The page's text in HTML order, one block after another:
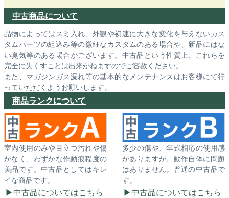
中古商品について
品物によってはスミ入れ、外観や初速に大きな変化を与えないカス
タムパーツの組込み等の微細なカスタムのある場合や、新品にはな
い臭気等のある場合がございます。中古品という性質上、これらを
完全に失くすことは出来かねますのでご容赦ください。
また、マガジンガス漏れ等の基本的なメンテナンスはお客様にて行
っていただくようお願いします。
商品ランクについて
室内使用のみや目立つ汚れや傷
がなく、わずかな作動痕程度の
美品です。中古品としてはキレ
イな商品です。
中古品についてはこちら
多少の傷や、年式相応の使用感
がありますが、動作自体に問題
はありません。普通の中古品で
す。
中古品についてはこちら